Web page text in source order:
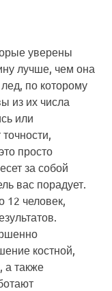
уверены
лучше, чем она
по которому
из их числа
или
просто
за собой
вас порадует.
человек,
костной,
а также